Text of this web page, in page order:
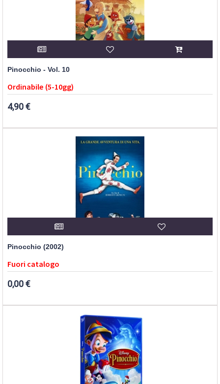
Pinocchio - Vol. 10
Ordinabile (5-10gg)
4,90 €
Pinocchio (2002)
Fuori catalogo
0,00 €